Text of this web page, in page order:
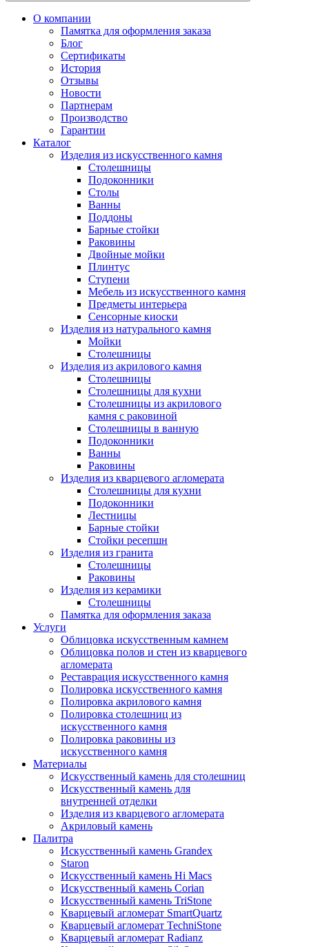
О компании
Памятка для оформления заказа
Блог
Сертификаты
История
Отзывы
Новости
Партнерам
Производство
Гарантии
Каталог
Изделия из искусственного камня
Столешницы
Подоконники
Столы
Ванны
Поддоны
Барные стойки
Раковины
Двойные мойки
Плинтус
Ступени
Мебель из искусственного камня
Предметы интерьера
Сенсорные киоски
Изделия из натурального камня
Мойки
Столешницы
Изделия из акрилового камня
Столешницы
Столешницы для кухни
Столешницы из акрилового
камня с раковиной
Столешницы в ванную
Подоконники
Ванны
Раковины
Изделия из кварцевого агломерата
Столешницы для кухни
Подоконники
Лестницы
Барные стойки
Стойки ресепшн
Изделия из гранита
Столешницы
Раковины
Изделия из керамики
Столешницы
Памятка для оформления заказа
Услуги
Облицовка искусственным камнем
Облицовка полов и стен из кварцевого
агломерата
Реставрация искусственного камня
Полировка искусственного камня
Полировка акрилового камня
Полировка столешниц из
искусственного камня
Полировка раковины из
искусственного камня
Материалы
Искусственный камень для столешниц
Искусственный камень для
внутренней отделки
Изделия из кварцевого агломерата
Акриловый камень
Палитра
Искусственный камень Grandex
Staron
Искусственный камень Hi Macs
Искусственный камень Corian
Искусственный камень TriStone
Кварцевый агломерат SmartQuartz
Кварцевый агломерат TechniStone
Кварцевый агломерат Radianz